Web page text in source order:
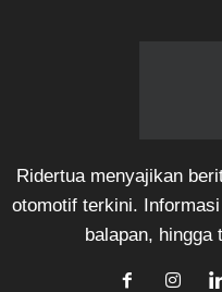
Ridertua menyajikan
otomotif terkini.
balapan, hingga